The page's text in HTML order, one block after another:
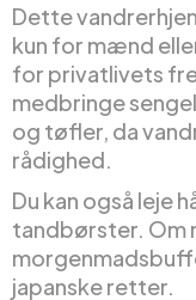
Dette
kun for mænd
for privatlivets
medbringe
og tøfler, da
rådighed.
Du kan også leje
tandbørster. Om
japanske retter.